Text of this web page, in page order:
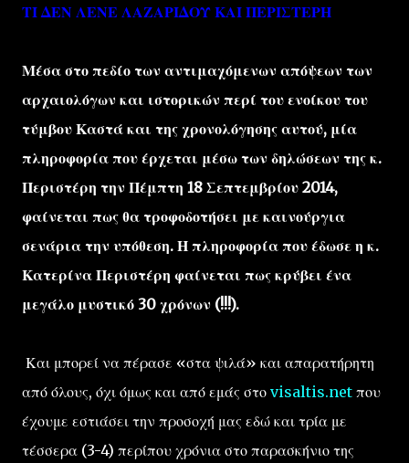
ΤΙ ΔΕΝ ΛΕΝΕ ΛΑΖΑΡΙΔΟΥ ΚΑΙ ΠΕΡΙΣΤΕΡΗ
Μέσα στο πεδίο των αντιμαχόμενων απόψεων των
αρχαιολόγων και ιστορικών περί του ενοίκου του
τύμβου Καστά και της χρονολόγησης αυτού, μία
πληροφορία που έρχεται μέσω των δηλώσεων της κ.
Περιστέρη την Πέμπτη 18 Σεπτεμβρίου 2014,
φαίνεται πως θα τροφοδοτήσει με καινούργια
σενάρια την υπόθεση. Η πληροφορία που έδωσε η κ.
Κατερίνα Περιστέρη φαίνεται πως κρύβει ένα
μεγάλο μυστικό 30 χρόνων (!!!).
Και μπορεί να πέρασε «στα ψιλά» και απαρατήρητη
από όλους, όχι όμως και από εμάς στο visaltis.net που
έχουμε εστιάσει την προσοχή μας εδώ και τρία με
τέσσερα (3-4) περίπου χρόνια στο παρασκήνιο της